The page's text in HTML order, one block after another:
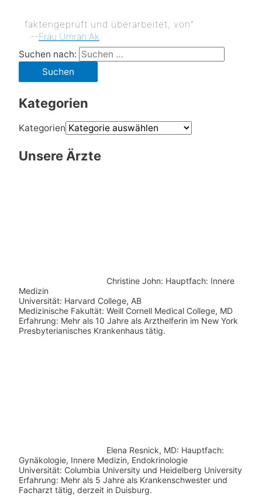
faktengeprüft und überarbeitet, von”
--Frau Ümran Ak
Suchen nach:
Kategorien
Kategorien
Unsere Ärzte
Christine John: Hauptfach: Innere
Medizin
Universität: Harvard College, AB
Medizinische Fakultät: Weill Cornell Medical College, MD
Erfahrung: Mehr als 10 Jahre als Arzthelferin im New York
Presbyterianisches Krankenhaus tätig.
Elena Resnick, MD: Hauptfach:
Gynäkologie, Innere Medizin, Endokrinologie
Universität: Columbia University und Heidelberg University
Erfahrung: Mehr als 5 Jahre als Krankenschwester und
Facharzt tätig, derzeit in Duisburg.